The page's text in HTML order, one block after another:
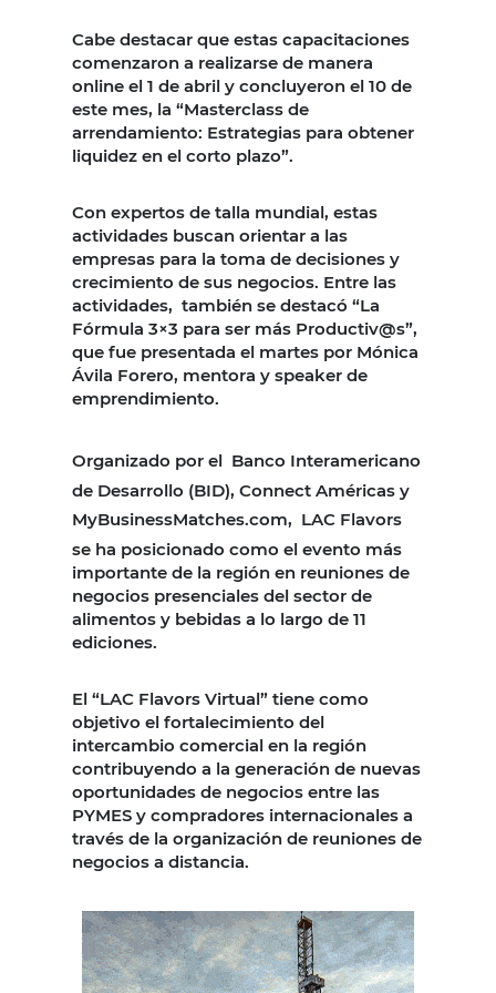
Cabe destacar que estas capacitaciones
comenzaron a realizarse de manera
online el 1 de abril y concluyeron el 10 de
este mes, la “Masterclass de
arrendamiento: Estrategias para obtener
liquidez en el corto plazo”.
Con expertos de talla mundial, estas
actividades buscan orientar a las
empresas para la toma de decisiones y
crecimiento de sus negocios. Entre las
actividades, también se destacó “La
Fórmula 3×3 para ser más Productiv@s”,
que fue presentada el martes por Mónica
Ávila Forero, mentora y speaker de
emprendimiento.
Organizado por el Banco Interamericano
de Desarrollo (BID), Connect Américas y
MyBusinessMatches.com, LAC Flavors
se ha posicionado como el evento más
importante de la región en reuniones de
negocios presenciales del sector de
alimentos y bebidas a lo largo de 11
ediciones.
El “LAC Flavors Virtual” tiene como
objetivo el fortalecimiento del
intercambio comercial en la región
contribuyendo a la generación de nuevas
oportunidades de negocios entre las
PYMES y compradores internacionales a
través de la organización de reuniones de
negocios a distancia.